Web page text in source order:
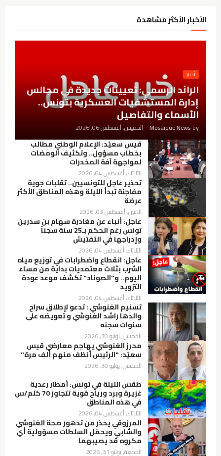
الأخبار الأكثر مشاهدة
أخبار
الرائد الرسمي: تعيينات جديدة في مجالس
إدارة المستشفيات العسكرية بتونس..
الأسماء والتفاصيل
by
Mosaique News
- الخميس, أغسطس 06, 2026
قيس سعيّد: الإعلام الوطني مطالب
بخطاب مسؤول.. وتكثيف الومضات
لمواجهة آفة المخدرات
الثلاثاء, أغسطس 04, 2026
تحذير عاجل للتونسيين.. تقلبات جوية
مفاجئة تبدأ الليلة وهذه المناطق الأكثر
عرضة
الاثنين, أغسطس 03, 2026
عاجل: أنباء عن مغادرة سهام بن سدرين
تونس رغم الحكم بـ25 سنة سجناً
وإدراجها في التفتيش
الثلاثاء, أغسطس 04, 2026
عاجل: انقطاع واضطرابات في توزيع مياه
الشرب بثلاث معتمديات بداية من مساء
اليوم.. و"الصوناد" تكشف موعد عودة
التزويد
الثلاثاء, أغسطس 04, 2026
تسنيم الغنوشي : تدعو لإطلاق سراح
والدها راشد الغنوشي و تعويضه على
سنوات سجنه
الخميس, يوليو 30, 2026
محرز الغنوشي يهاجم معارضي قيس
سعيّد: "الرئيس أنظف منهم ألف مرة"
الخميس, يوليو 30, 2026
طقس الليلة في تونس: أمطار رعدية
غزيرة وبرد ورياح قوية تتجاوز 70 كلم/س
في هذه المناطق
الثلاثاء, أغسطس 04, 2026
المرزوقي يحذر من تدهور صحة الغنوشي
والشابي ويحمّل السلطات مسؤولية أي
مكروه قد يصيبهما
الجمعة, يوليو 31, 2026